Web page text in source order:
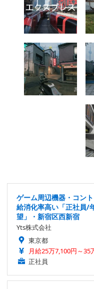
ゲーム周辺機器・コン
給消化率高い「正社員/
望」・新宿区西新宿
Yts株式会社
東京都
月給25万7,100円～35
正社員